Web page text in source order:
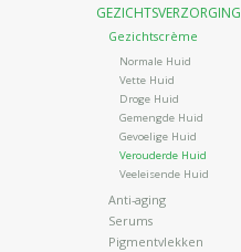
GEZICHTSVERZORGING
Gezichtscrème
Normale Huid
Vette Huid
Droge Huid
Gemengde Huid
Gevoelige Huid
Verouderde Huid
Veeleisende Huid
Anti-aging
Serums
Pigmentvlekken